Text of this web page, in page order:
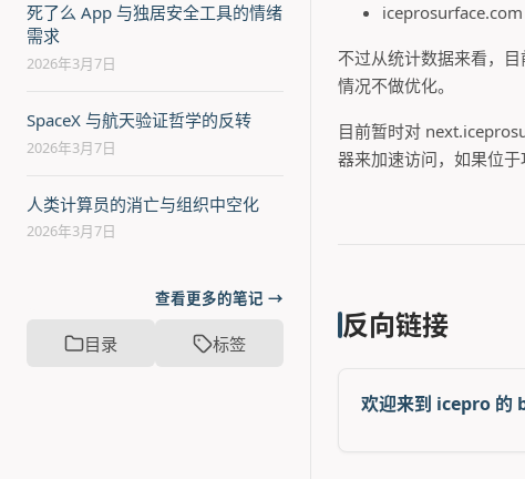
死了么 App 与独居安全工具的情绪
需求
2026年3月7日
SpaceX 与航天验证哲学的反转
2026年3月7日
人类计算员的消亡与组织中空化
2026年3月7日
查看更多的笔记 →
目录 标签
iceprosurface.com
不过从统计数据来看，
情况不做优化。
目前暂时对
器来加速访问，如果位于
反向链接
欢迎来到 icepro 的